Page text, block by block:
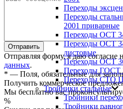
Отправляя форму, я даю согласие
данных.
* — Поля, обязательные для
Получить коммерческое
Мы бесплатно вас
%
Переходы
Переходы
2001 приварные
Переходы ОСТ
Переходы ОСТ
листовые
Переходы ОСТ
Переходы ГОСТ
Переходы СТО
Тройники стальные
Тройники
Тройники